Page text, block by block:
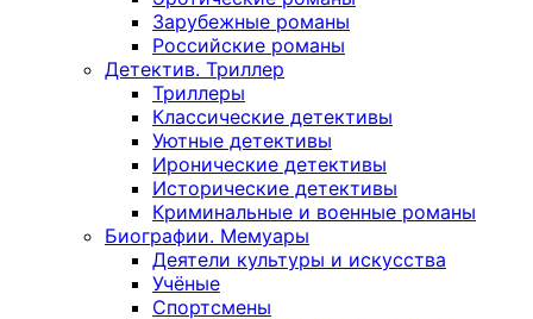
Зарубежные романы
Российские романы
Детектив. Триллер
Триллеры
Классические детективы
Уютные детективы
Иронические детективы
Исторические детективы
Криминальные и военные романы
Биографии. Мемуары
Деятели культуры и искусства
Учёные
Спортсмены